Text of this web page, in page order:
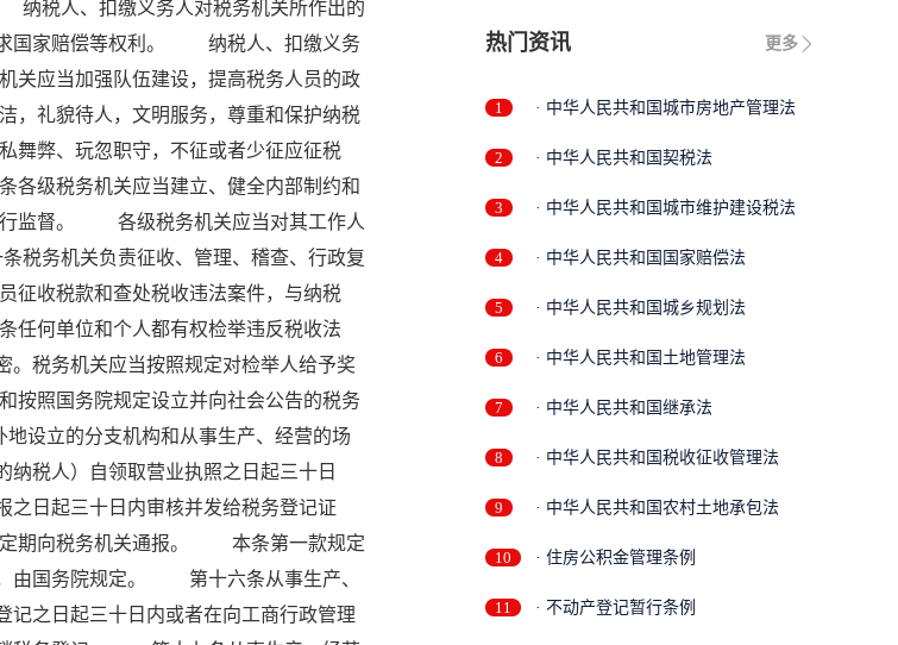
更多
热门资讯
1 · 中华人民共和国城市房地产管理法
2 · 中华人民共和国契税法
3 · 中华人民共和国城市维护建设税法
4 · 中华人民共和国国家赔偿法
5 · 中华人民共和国城乡规划法
6 · 中华人民共和国土地管理法
7 · 中华人民共和国继承法
8 · 中华人民共和国税收征收管理法
9 · 中华人民共和国农村土地承包法
10 · 住房公积金管理条例
11 · 不动产登记暂行条例